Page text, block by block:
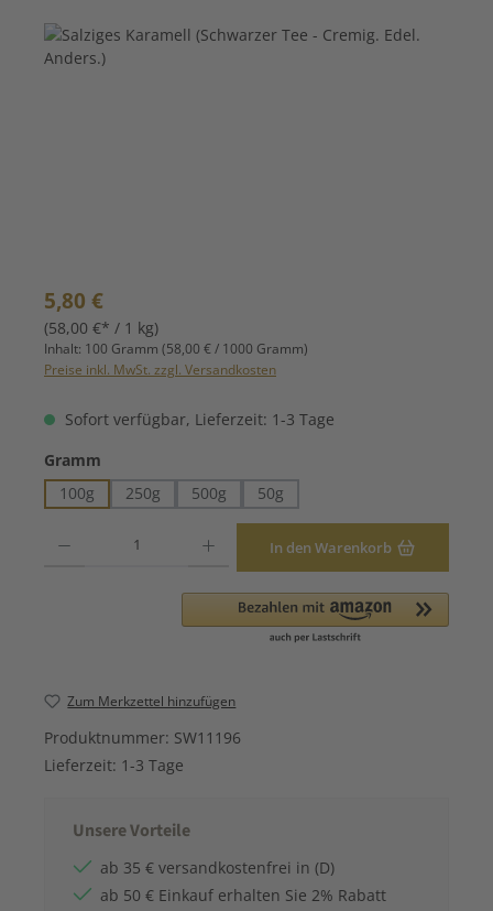
Bildergalerie überspringen
Regulärer Preis:
5,80 €
(58,00 €* / 1 kg)
Inhalt: 100 Gramm (58,00 € / 1000 Gramm)
Preise inkl. MwSt. zzgl. Versandkosten
Sofort verfügbar, Lieferzeit: 1-3 Tage
Gramm
100g
250g 500g 50g
In den Warenkorb
Zum Merkzettel hinzufügen
Produktnummer: SW11196
Lieferzeit: 1-3 Tage
Unsere Vorteile
ab 35 € versandkostenfrei in (D)
ab 50 € Einkauf erhalten Sie 2% Rabatt